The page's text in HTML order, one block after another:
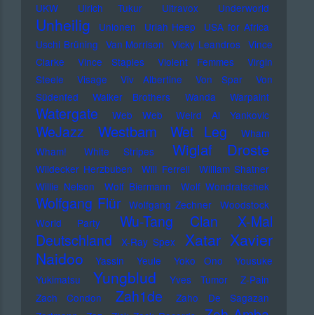
UKW Ulrich Tukur Ultravox Underworld
Unheilig Unionen Uriah Heep
USA for Africa
Uschi Brüning Van Morrison Vicky Leandros Vince
Clarke
Vince Staples Violent Femmes
Virgin
Steele
Visage Viv Albertine Von Spar
Von
Südenfed
Walker Brothers Wanda Warpaint
Watergate Web Web Weird Al Yankovic
WeJazz Westbam Wet Leg
Wham
Wham!
White Stripes Wiglaf Droste
Wildecker Herzbuben Will Ferrell
William Shatner
Willie Nelson
Wolf Biermann Wolf Wondratschek
Wolfgang Flür Wolfgang Zechner
Woodstock
World Party
Wu-Tang Clan
X-Mal
Deutschland
X-Ray Spex Xatar Xavier
Naidoo
Yassin Yeule Yoko Ono
Yousuke
Yukimatsu
Yungblud Yves Tumor
Z-Pain
Zach Condon
Zah1de
Zaho De Sagazan